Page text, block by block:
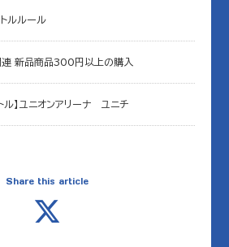
ルルール
連 新品商品300円以上の購入
トル】ユニオンアリーナ ユニチ
Share this article